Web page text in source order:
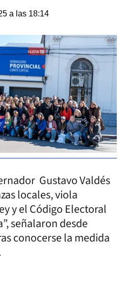
a las 18:14
Gustavo Valdés
locales, viola
y el Código Electoral
señalaron desde
conocerse la medida